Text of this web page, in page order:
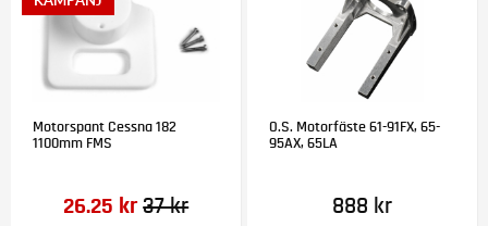
Motorspant Cessna 182
1100mm FMS
26.25 kr 37 kr
O.S. Motorfäste 61-91FX, 65-
95AX, 65LA
888 kr